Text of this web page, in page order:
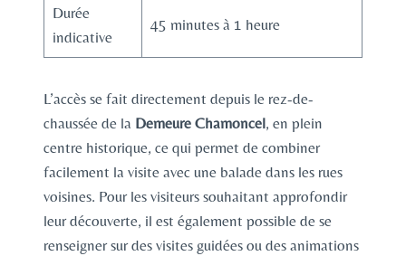
Durée
indicative
45 minutes à 1 heure
L’accès se fait directement depuis le rez-de-
chaussée de la Demeure Chamoncel, en plein
centre historique, ce qui permet de combiner
facilement la visite avec une balade dans les rues
voisines. Pour les visiteurs souhaitant approfondir
leur découverte, il est également possible de se
renseigner sur des visites guidées ou des animations